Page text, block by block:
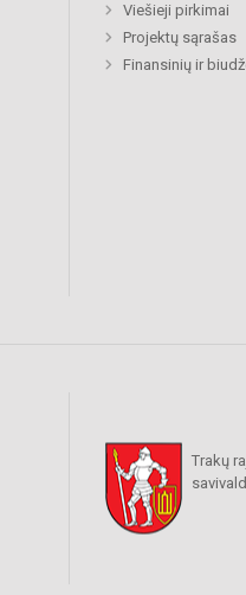
Viešieji pirkimai
Projektų sąrašas
Finansinių ir
Trakų